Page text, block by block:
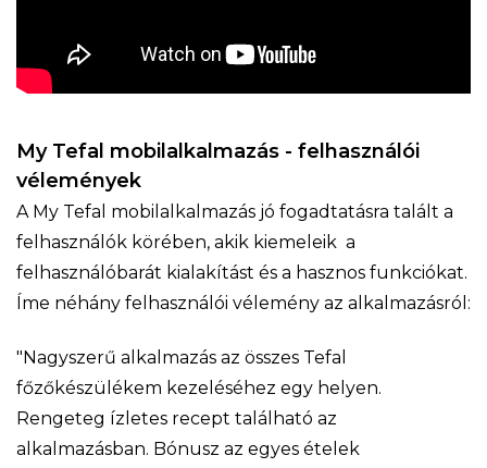
My Tefal mobilalkalmazás - felhasználói
vélemények
A My Tefal mobilalkalmazás jó fogadtatásra talált a
felhasználók körében, akik kiemeleik a
felhasználóbarát kialakítást és a hasznos funkciókat.
Íme néhány felhasználói vélemény az alkalmazásról:
"Nagyszerű alkalmazás az összes Tefal
főzőkészülékem kezeléséhez egy helyen.
Rengeteg ízletes recept található az
alkalmazásban. Bónusz az egyes ételek